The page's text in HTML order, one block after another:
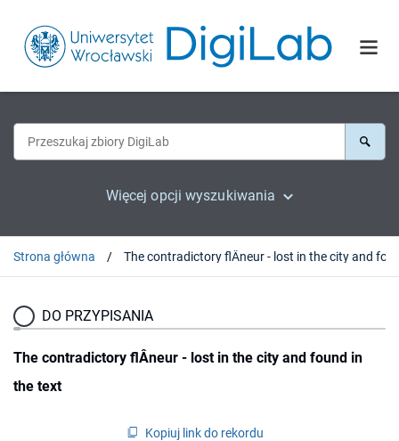
Więcej opcji wyszukiwania
Strona główna
DO PRZYPISANIA
The contradictory flÂneur - lost in the city and found in
the text
Kopiuj link do rekordu